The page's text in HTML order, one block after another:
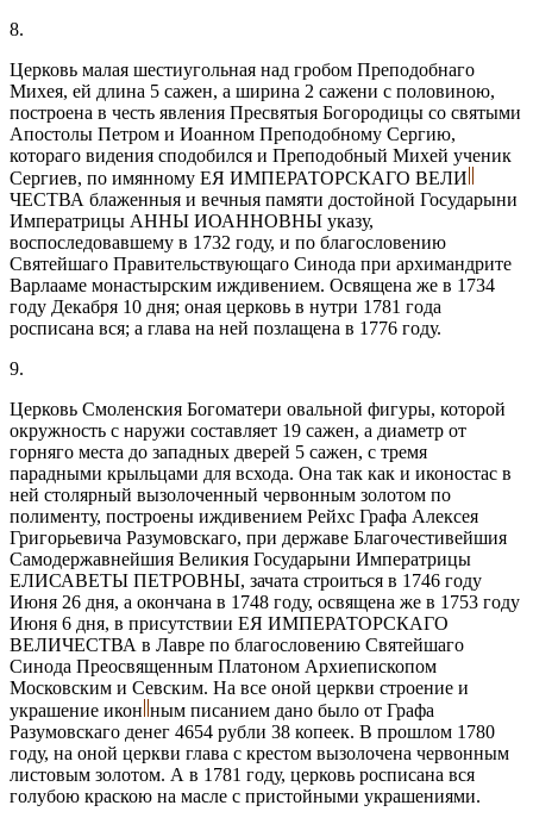
8.
Церковь малая шестиугольная над гробом Преподобнаго
Михея, ей длина 5 сажен, а ширина 2 сажени с половиною,
построена в честь явления Пресвятыя Богородицы со святыми
Апостолы Петром и Иоанном Преподобному Сергию,
котораго видения сподобился и Преподобный Михей ученик
Сергиев, по имянному ЕЯ ИМПЕРАТОРСКАГО ВЕЛИ
ЧЕСТВА блаженныя и вечныя памяти достойной Государыни
Императрицы АННЫ ИОАННОВНЫ указу,
воспоследовавшему в 1732 году, и по благословению
Святейшаго Правительствующаго Синода при архимандрите
Варлааме монастырским иждивением. Освящена же в 1734
году Декабря 10 дня; оная церковь в нутри 1781 года
росписана вся; а глава на ней позлащена в 1776 году.
9.
Церковь Смоленския Богоматери овальной фигуры, которой
окружность с наружи составляет 19 сажен, а диаметр от
горняго места до западных дверей 5 сажен, с тремя
парадными крыльцами для всхода. Она так как и иконостас в
ней столярный вызолоченный червонным золотом по
полименту, построены иждивением Рейхс Графа Алексея
Григорьевича Разумовскаго, при державе Благочестивейшия
Самодержавнейшия Великия Государыни Императрицы
ЕЛИСАВЕТЫ ПЕТРОВНЫ, зачата строиться в 1746 году
Июня 26 дня, а окончана в 1748 году, освящена же в 1753 году
Июня 6 дня, в присутствии ЕЯ ИМПЕРАТОРСКАГО
ВЕЛИЧЕСТВА в Лавре по благословению Святейшаго
Синода Преосвященным Платоном Архиепископом
Московским и Севским. На все оной церкви строение и
украшение икон ным писанием дано было от Графа
Разумовскаго денег 4654 рубли 38 копеек. В прошлом 1780
году, на оной церкви глава с крестом вызолочена червонным
листовым золотом. А в 1781 году, церковь росписана вся
голубою краскою на масле с пристойными украшениями.